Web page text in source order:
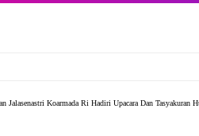
Jalasenastri Koarmada Ri Hadiri Upacara Dan Tasyakuran